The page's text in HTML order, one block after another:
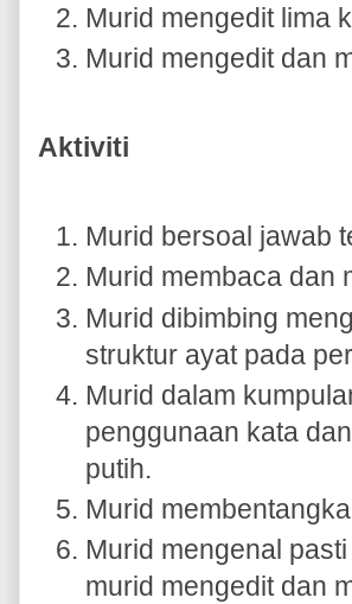
Murid mengedit lima
Murid mengedit dan
Aktiviti
Murid bersoal jawab
Murid membaca dan
Murid dibimbing
struktur ayat pada
Murid dalam
penggunaan kata
putih.
Murid
Murid mengenal
murid mengedit dan